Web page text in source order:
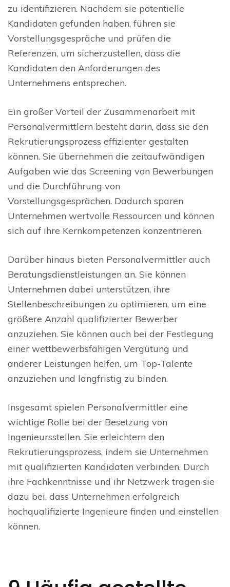
zu identifizieren. Nachdem sie potentielle
Kandidaten gefunden haben, führen sie
Vorstellungsgespräche und prüfen die
Referenzen, um sicherzustellen, dass die
Kandidaten den Anforderungen des
Unternehmens entsprechen.
Ein großer Vorteil der Zusammenarbeit mit
Personalvermittlern besteht darin, dass sie den
Rekrutierungsprozess effizienter gestalten
können. Sie übernehmen die zeitaufwändigen
Aufgaben wie das Screening von Bewerbungen
und die Durchführung von
Vorstellungsgesprächen. Dadurch sparen
Unternehmen wertvolle Ressourcen und können
sich auf ihre Kernkompetenzen konzentrieren.
Darüber hinaus bieten Personalvermittler auch
Beratungsdienstleistungen an. Sie können
Unternehmen dabei unterstützen, ihre
Stellenbeschreibungen zu optimieren, um eine
größere Anzahl qualifizierter Bewerber
anzuziehen. Sie können auch bei der Festlegung
einer wettbewerbsfähigen Vergütung und
anderer Leistungen helfen, um Top-Talente
anzuziehen und langfristig zu binden.
Insgesamt spielen Personalvermittler eine
wichtige Rolle bei der Besetzung von
Ingenieursstellen. Sie erleichtern den
Rekrutierungsprozess, indem sie Unternehmen
mit qualifizierten Kandidaten verbinden. Durch
ihre Fachkenntnisse und ihr Netzwerk tragen sie
dazu bei, dass Unternehmen erfolgreich
hochqualifizierte Ingenieure finden und einstellen
können.